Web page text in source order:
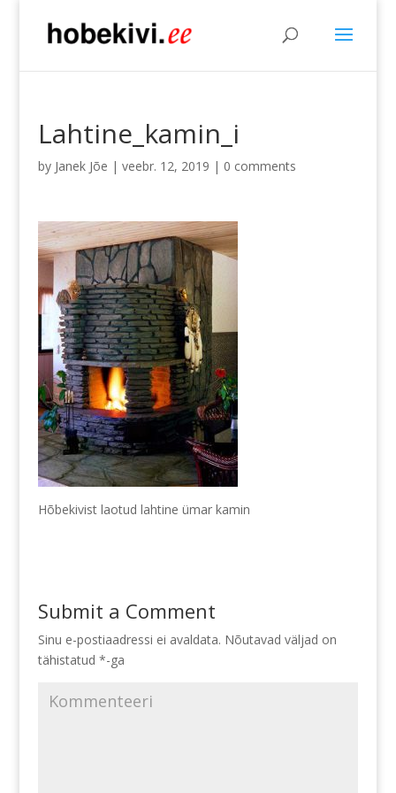
Lahtine_kamin_i
by Janek Jõe | veebr. 12, 2019 | 0 comments
Hõbekivist laotud lahtine ümar kamin
Submit a Comment
Sinu e-postiaadressi ei avaldata. Nõutavad väljad on
tähistatud *-ga